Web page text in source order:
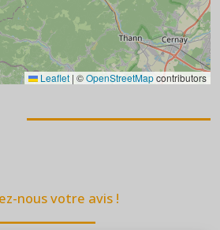
Leaflet | ©OpenStreetMapcontributors
nous votre avis !